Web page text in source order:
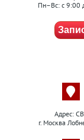
Пн–Вс: с 9:00
Адрес:
г. Москва